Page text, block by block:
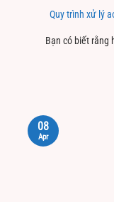
Quy trình xử lý
Bạn có biết rằng
08
Apr